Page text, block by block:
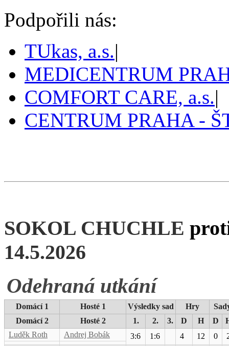
Podpořili nás:
TUkas, a.s.|
MEDICENTRUM
COMFORT CARE, a.s.|
CENTRUM PRAHA -
SOKOL CHUCHLE
14.5.2026
Odehraná utkání
Domácí 1 Hosté 1 Výsledky sad Hry
Domácí 2
Hosté 2 1. 2. 3. D H D
Luděk Roth
Andrej Bobák 3:6 1:6 4 12 0